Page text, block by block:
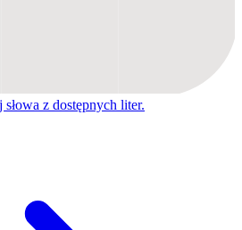
słowa z dostępnych liter.